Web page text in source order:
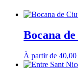
Bocana
À partir de 40,00